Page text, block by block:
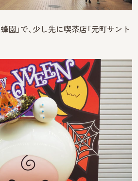
園」で、少し先に喫茶店「元町サント